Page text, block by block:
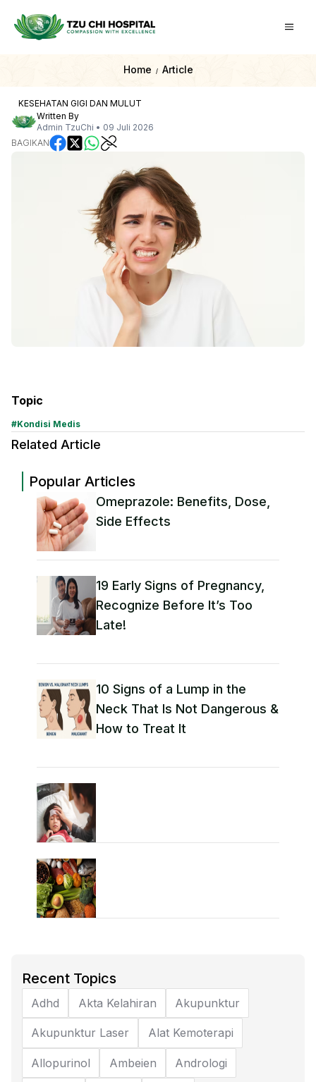
Home / Article
KESEHATAN GIGI DAN MULUT
Written By
Admin TzuChi • 09 Juli 2026
BAGIKAN
Topic
#Kondisi Medis
Related Article
Popular Articles
Omeprazole: Benefits, Dose,
Side Effects
19 Early Signs of Pregnancy,
Recognize Before It’s Too
Late!
10 Signs of a Lump in the
Neck That Is Not Dangerous &
How to Treat It
Recent Topics
Adhd Akta Kelahiran Akupunktur
Akupunktur Laser Alat Kemoterapi
Allopurinol Ambeien Andrologi